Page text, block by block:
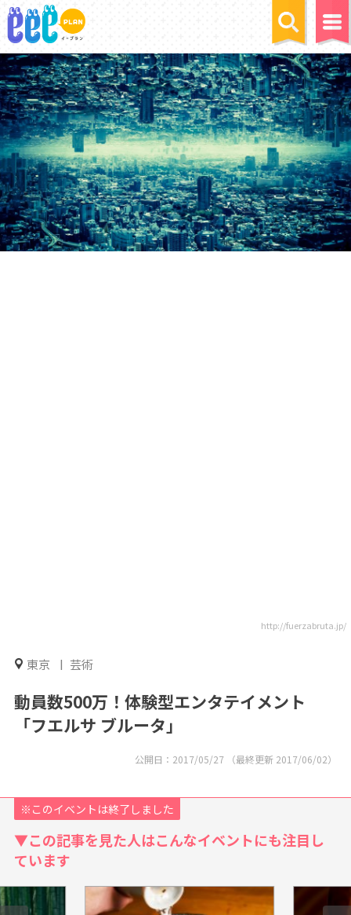
http://fuerzabruta.jp/
東京 芸術
動員数500万！体験型エンタテイメント
「フエルサ ブルータ」
公開日： 2017/05/27 （最終更新 2017/06/02）
※このイベントは終了しました
▼この記事を見た人はこんなイベントにも注目し
ています